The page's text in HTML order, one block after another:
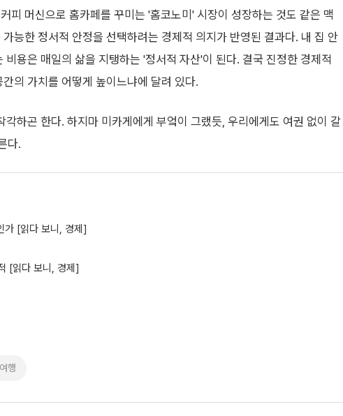
피 머신으로 홈카페를 꾸미는 '홈코노미' 시장이 성장하는 것도 같은 맥
능한 정서적 안정을 선택하려는 경제적 의지가 반영된 결과다. 내 집 안
용은 매일의 삶을 지탱하는 '정서적 자산'이 된다. 결국 진정한 경제적
의 가치를 어떻게 높이느냐에 달려 있다.
하곤 한다. 하지마 미카게에게 부엌이 그랬듯, 우리에게도 여권 없이 갈
다.
가 [읽다 보니, 경제]
[읽다 보니, 경제]
행